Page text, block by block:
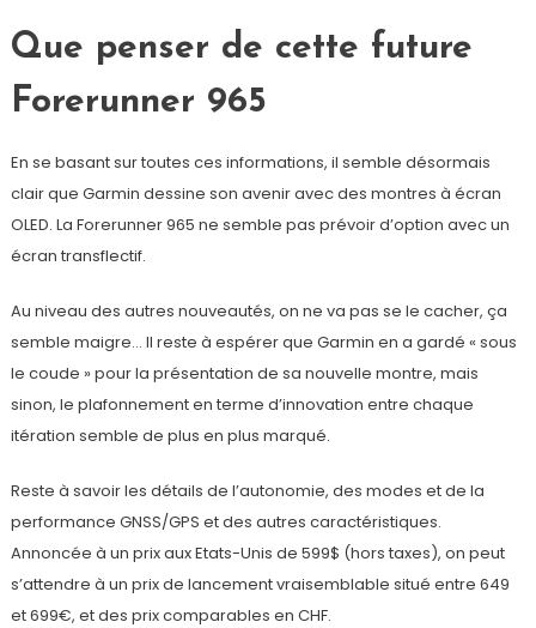
Que penser de cette future
Forerunner 965
En se basant sur toutes ces informations, il semble désormais
clair que Garmin dessine son avenir avec des montres à écran
OLED. La Forerunner 965 ne semble pas prévoir d’option avec un
écran transflectif.
Au niveau des autres nouveautés, on ne va pas se le cacher, ça
semble maigre… Il reste à espérer que Garmin en a gardé « sous
le coude » pour la présentation de sa nouvelle montre, mais
sinon, le plafonnement en terme d’innovation entre chaque
itération semble de plus en plus marqué.
Reste à savoir les détails de l’autonomie, des modes et de la
performance GNSS/GPS et des autres caractéristiques.
Annoncée à un prix aux Etats-Unis de 599$ (hors taxes), on peut
s’attendre à un prix de lancement vraisemblable situé entre 649
et 699€, et des prix comparables en CHF.